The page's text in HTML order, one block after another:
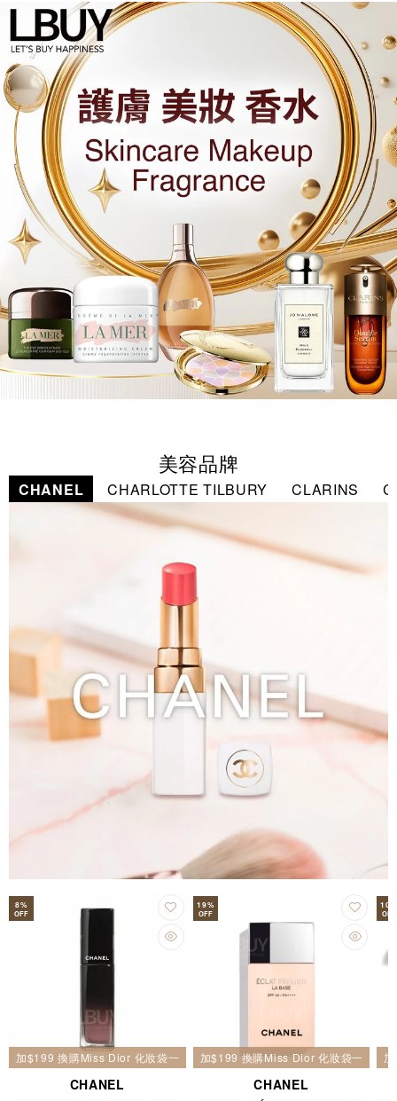
美容品牌
CHANEL CHARLOTTE TILBURY CLARINS
8%
OFF
加$199 換購Miss Dior 化妝袋一個
CHANEL
19%
OFF
加$199 換購Miss Dior 化妝袋一個
CHANEL
10
OFF